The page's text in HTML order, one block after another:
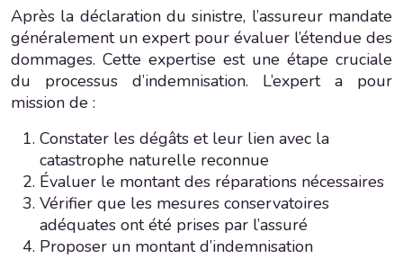
Après la déclaration du sinistre, l’assureur mandate
généralement un expert pour évaluer l’étendue des
dommages. Cette expertise est une étape cruciale
du processus d’indemnisation. L’expert a pour
mission de :
Constater les dégâts et leur lien avec la
catastrophe naturelle reconnue
Évaluer le montant des réparations nécessaires
Vérifier que les mesures conservatoires
adéquates ont été prises par l’assuré
Proposer un montant d’indemnisation